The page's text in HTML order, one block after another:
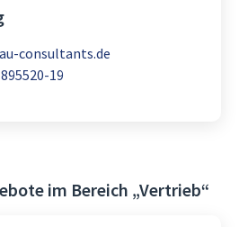
consultants.de
19
im Bereich „Vertrieb“